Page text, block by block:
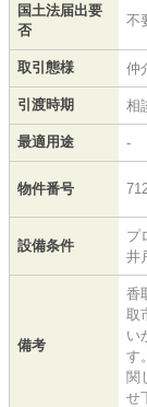
国土法届出要
否
不
取引態様 仲
引渡時期 相
最適用途 -
物件番号
設備条件
プ
井
備考
香
取
い
す
関
せ